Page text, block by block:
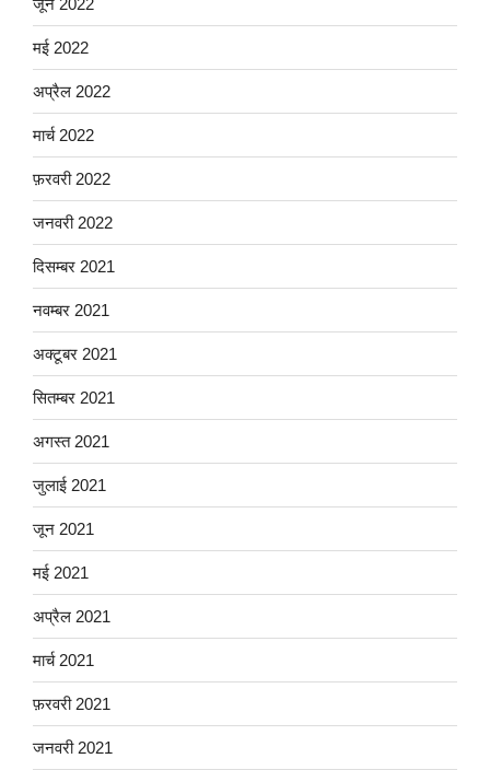
मई 2022
अप्रैल 2022
मार्च 2022
फ़रवरी 2022
जनवरी 2022
दिसम्बर 2021
नवम्बर 2021
अक्टूबर 2021
सितम्बर 2021
अगस्त 2021
जुलाई 2021
जून 2021
मई 2021
अप्रैल 2021
मार्च 2021
फ़रवरी 2021
जनवरी 2021